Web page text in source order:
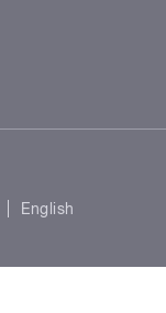
English